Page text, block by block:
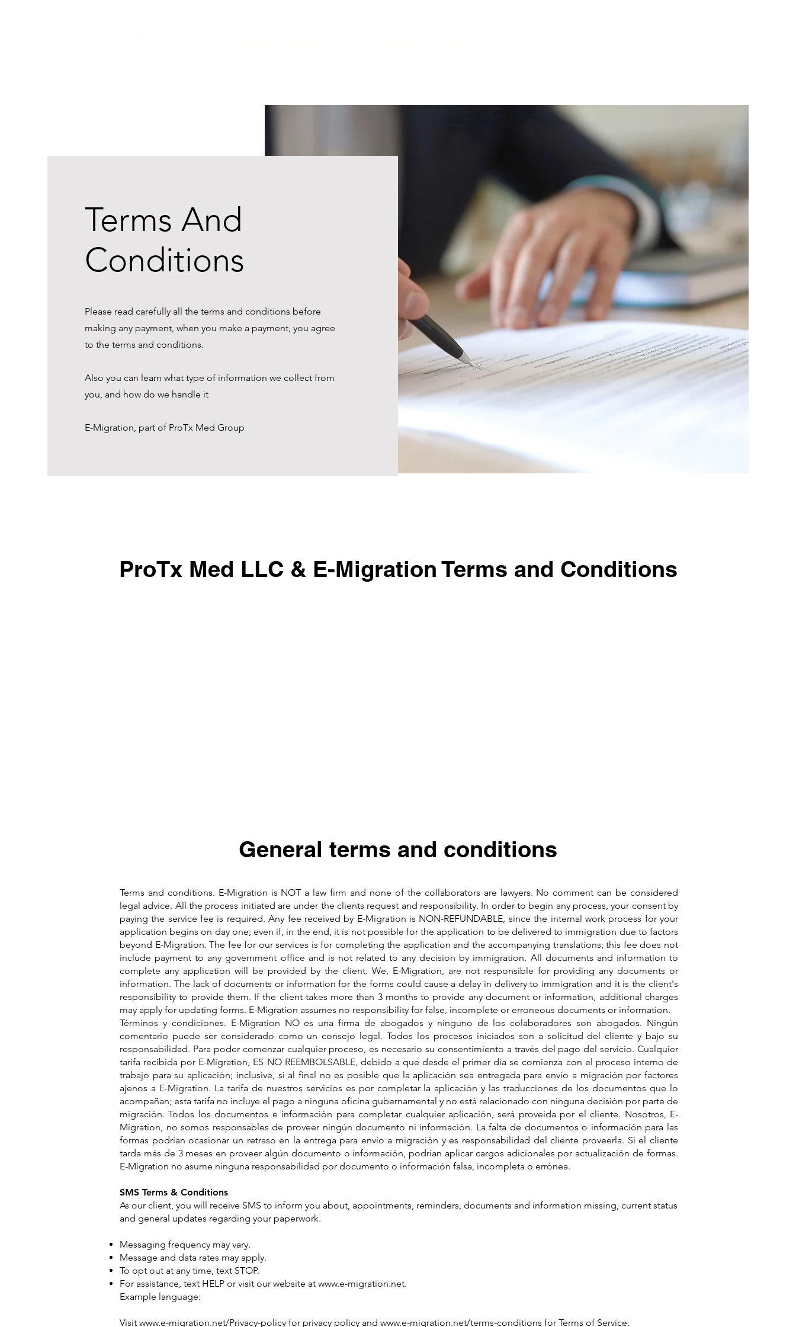
Terms And
Conditions
Please read carefully all the terms and conditions before
making any payment, when you make a payment, you agree
to the terms and conditions.
Also you can learn what type of information we collect from
you, and how do we handle it
E-Migration, part of ProTx Med Group
ProTx Med LLC & E-Migration Terms and Conditions
General terms and conditions
Terms and conditions. E-Migration is NOT a law firm and none of the collaborators are lawyers. No comment can be considered
legal advice. All the process initiated are under the clients request and responsibility. In order to begin any process, your consent by
paying the service fee is required. Any fee received by E-Migration is NON-REFUNDABLE, since the internal work process for your
application begins on day one; even if, in the end, it is not possible for the application to be delivered to immigration due to factors
beyond E-Migration. The fee for our services is for completing the application and the accompanying translations; this fee does not
include payment to any government office and is not related to any decision by immigration. All documents and information to
complete any application will be provided by the client. We, E-Migration, are not responsible for providing any documents or
information. The lack of documents or information for the forms could cause a delay in delivery to immigration and it is the client's
responsibility to provide them. If the client takes more than 3 months to provide any document or information, additional charges
may apply for updating forms. E-Migration assumes no responsibility for false, incomplete or erroneous documents or information.
Términos y condiciones. E-Migration NO es una firma de abogados y ninguno de los colaboradores son abogados. Ningún
comentario puede ser considerado como un consejo legal. Todos los procesos iniciados son a solicitud del cliente y bajo su
responsabilidad. Para poder comenzar cualquier proceso, es necesario su consentimiento a través del pago del servicio. Cualquier
tarifa recibida por E-Migration, ES NO REEMBOLSABLE, debido a que desde el primer día se comienza con el proceso interno de
trabajo para su aplicación; inclusive, si al final no es posible que la aplicación sea entregada para envío a migración por factores
ajenos a E-Migration. La tarifa de nuestros servicios es por completar la aplicación y las traducciones de los documentos que lo
acompañan; esta tarifa no incluye el pago a ninguna oficina gubernamental y no está relacionado con ninguna decisión por parte de
migración. Todos los documentos e información para completar cualquier aplicación, será proveida por el cliente. Nosotros, E-
Migration, no somos responsables de proveer ningún documento ni información. La falta de documentos o información para las
formas podrían ocasionar un retraso en la entrega para envío a migración y es responsabilidad del cliente proveerla. Si el cliente
tarda más de 3 meses en proveer algún documento o información, podrían aplicar cargos adicionales por actualización de formas.
E-Migration no asume ninguna responsabilidad por documento o información falsa, incompleta o errónea.
SMS Terms & Conditions
As our client, you will receive SMS to inform you about, appointments, reminders, documents and information missing, current status
and general updates regarding your paperwork.
Messaging frequency may vary.
Message and data rates may apply.
To opt out at any time, text STOP.
For assistance, text HELP or visit our website at www.e-migration.net.
Example language:
Visit www.e-migration.net/Privacy-policy for privacy policy and www.e-migration.net/terms-conditions for Terms of Service.